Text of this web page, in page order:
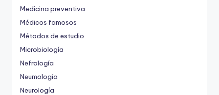
Medicina preventiva
Médicos famosos
Métodos de estudio
Microbiología
Nefrología
Neumología
Neurología